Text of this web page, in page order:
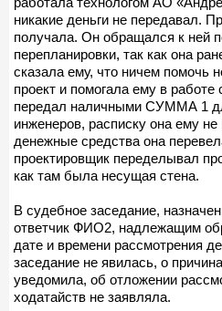
никакие деньги не передавал.
получала. Он обращался к ней
перепланировки, так как она
сказала ему, что ничем помочь
проект и помогала ему в
передал наличными СУММА 1
инженеров, расписку она ему
денежные средства она
проектировщик переделывал
как там была несущая стена.
В судебное заседание,
ответчик ФИО2, надлежащим
дате и времени рассмотрения
заседание не явилась, о
уведомила, об отложении
ходатайств не заявляла.